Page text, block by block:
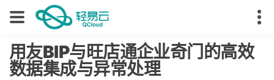
用友BIP与旺店通企业奇门的高效
数据集成与异常处理